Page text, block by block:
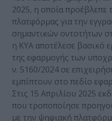
2025, η οποία προέβλεπε
πλατφόρμας για την
σημαντικών οντοτήτων
η ΚΥΑ αποτέλεσε βασικό
της εφαρμογής των
ν. 5160/2024 σε
εμπίπτουν στο πεδίο
Στις 15 Απριλίου 2025
που τροποποίησε
με την ψηφιακή